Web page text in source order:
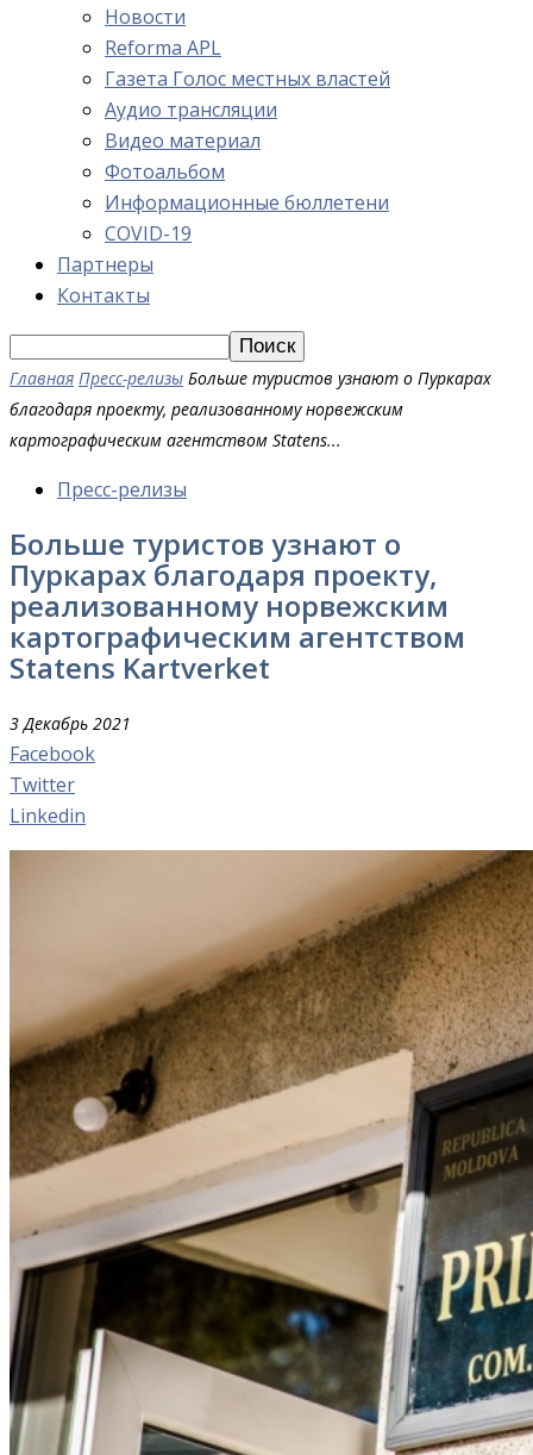
Новости
Reforma APL
Газета Голос местных властей
Аудио трансляции
Видео материал
Фотоальбом
Информационные бюллетени
COVID-19
Партнеры
Контакты
Главная Пресс-релизы Больше туристов узнают о Пуркарах
благодаря проекту, реализованному норвежским
картографическим агентством Statens...
Пресс-релизы
Больше туристов узнают о
Пуркарах благодаря проекту,
реализованному норвежским
картографическим агентством
Statens Kartverket
3 Декабрь 2021
Facebook
Twitter
Linkedin